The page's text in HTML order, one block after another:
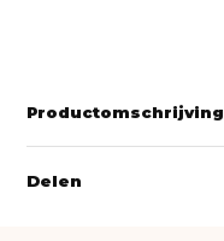
Productomschrijving
Delen